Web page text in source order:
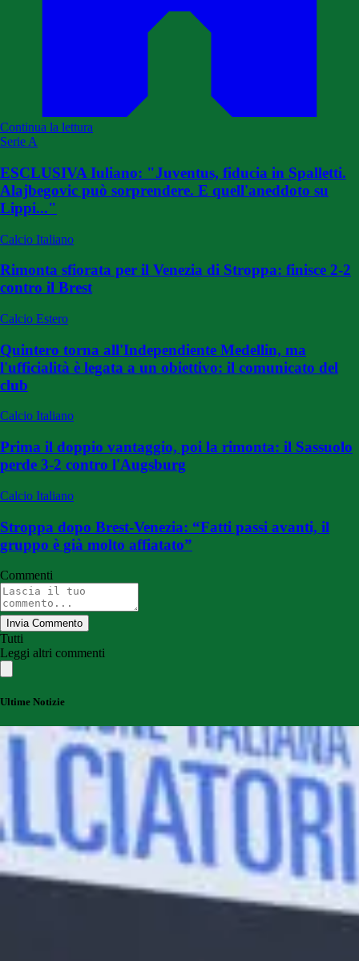
Continua la lettura
Serie A
ESCLUSIVA Iuliano: "Juventus, fiducia in Spalletti.
Alajbegovic può sorprendere. E quell'aneddoto su
Lippi..."
Calcio Italiano
Rimonta sfiorata per il Venezia di Stroppa: finisce 2-2
contro il Brest
Calcio Estero
Quintero torna all'Independiente Medellin, ma
l'ufficialità è legata a un obiettivo: il comunicato del
club
Calcio Italiano
Prima il doppio vantaggio, poi la rimonta: il Sassuolo
perde 3-2 contro l'Augsburg
Calcio Italiano
Stroppa dopo Brest-Venezia: “Fatti passi avanti, il
gruppo è già molto affiatato”
Commenti
Invia Commento
Tutti
Leggi altri commenti
Ultime Notizie